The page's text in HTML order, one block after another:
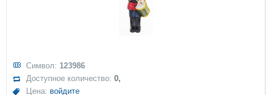
Символ: 123986
Доступное количество:0,
Цена: войдите